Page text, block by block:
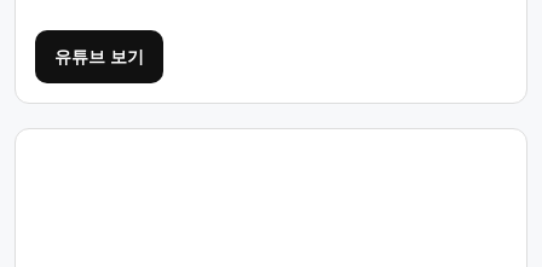
유튜브 보기